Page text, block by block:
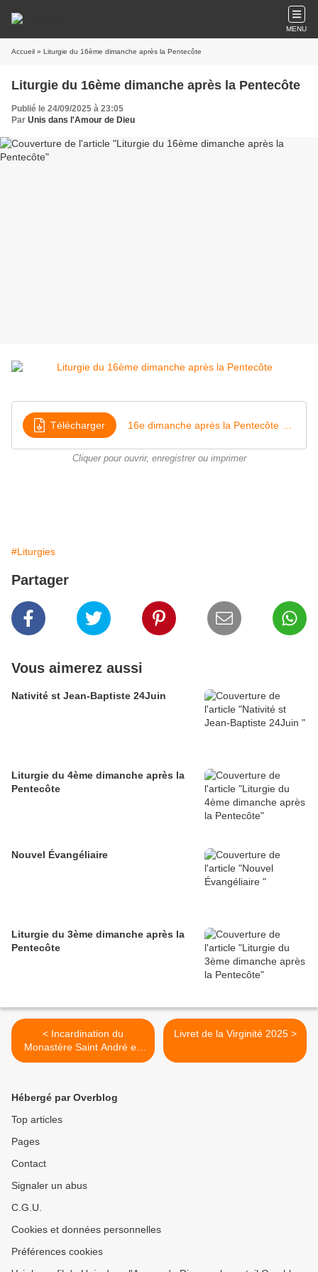
MENU
Accueil » Liturgie du 16ème dimanche après la Pentecôte
Liturgie du 16ème dimanche après la Pentecôte
Publié le 24/09/2025 à 23:05
Par Unis dans l'Amour de Dieu
Télécharger
Cliquer pour ouvrir, enregistrer ou imprimer
#Liturgies
Partager
Vous aimerez aussi
Nativité st Jean-Baptiste 24Juin
Liturgie du 4ème dimanche après la
Pentecôte
Nouvel Évangéliaire
Liturgie du 3ème dimanche après la
Pentecôte
< Incardination du
Monastère Saint André en
Roumanie
Livret de la Virginité 2025 >
Hébergé par Overblog
Top articles
Pages
Contact
Signaler un abus
C.G.U.
Cookies et données personnelles
Préférences cookies